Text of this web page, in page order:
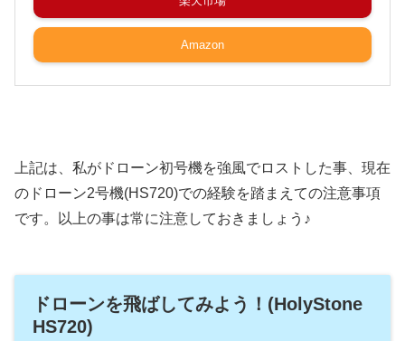
Amazon
上記は、私がドローン初号機を強風でロストした事、現在
のドローン2号機(HS720)での経験を踏まえての注意事項
です。以上の事は常に注意しておきましょう♪
ドローンを飛ばしてみよう！(HolyStone
HS720)